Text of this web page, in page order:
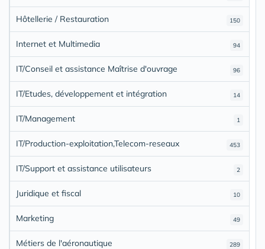
150
Hôtellerie / Restauration
94
Internet et Multimedia
96
IT/Conseil et assistance Maîtrise d'ouvrage
14
IT/Etudes, développement et intégration
1
IT/Management
453
IT/Production-exploitation,Telecom-reseaux
2
IT/Support et assistance utilisateurs
10
Juridique et fiscal
49
Marketing
289
Métiers de l'aéronautique